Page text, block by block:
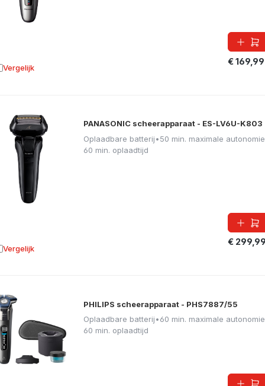
€ 169,99
Vergelijk aan vergelijking
PANASONIC scheerapparaat - ES-LV6U-K803
Oplaadbare batterij•50 min. maximale autonomie
60 min. oplaadtijd
€
Vergelijk aan vergelijking
PHILIPS scheerapparaat - PHS7887/55
Oplaadbare batterij•60 min. maximale autonomie
60 min. oplaadtijd